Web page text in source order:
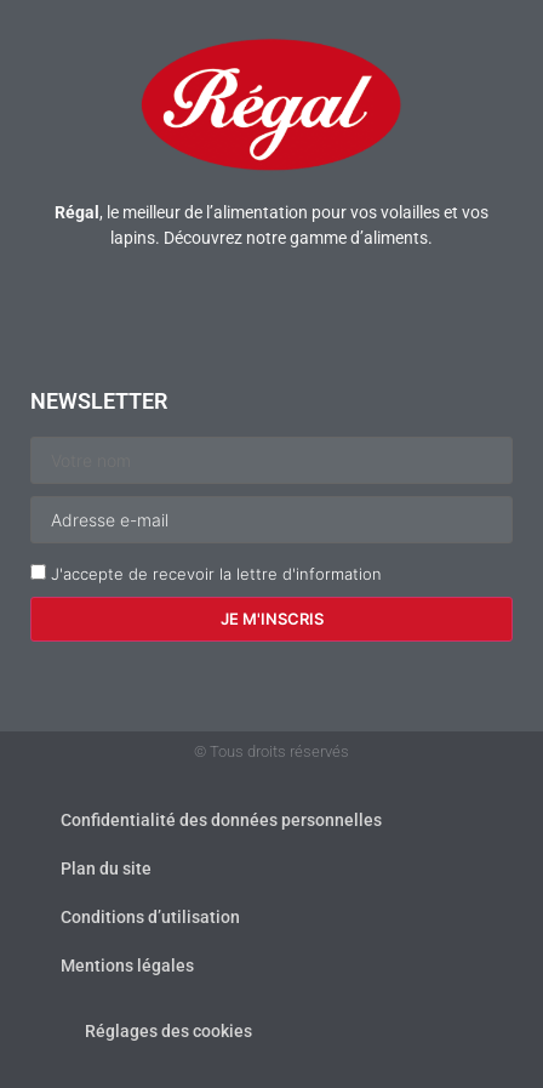
Régal , le meilleur de l’alimentation pour vos volailles et vos
lapins. Découvrez notre gamme d’aliments.
NEWSLETTER
J'accepte de recevoir la lettre d'information
© Tous droits réservés
Confidentialité des données personnelles
Plan du site
Conditions d’utilisation
Mentions légales
Réglages des cookies